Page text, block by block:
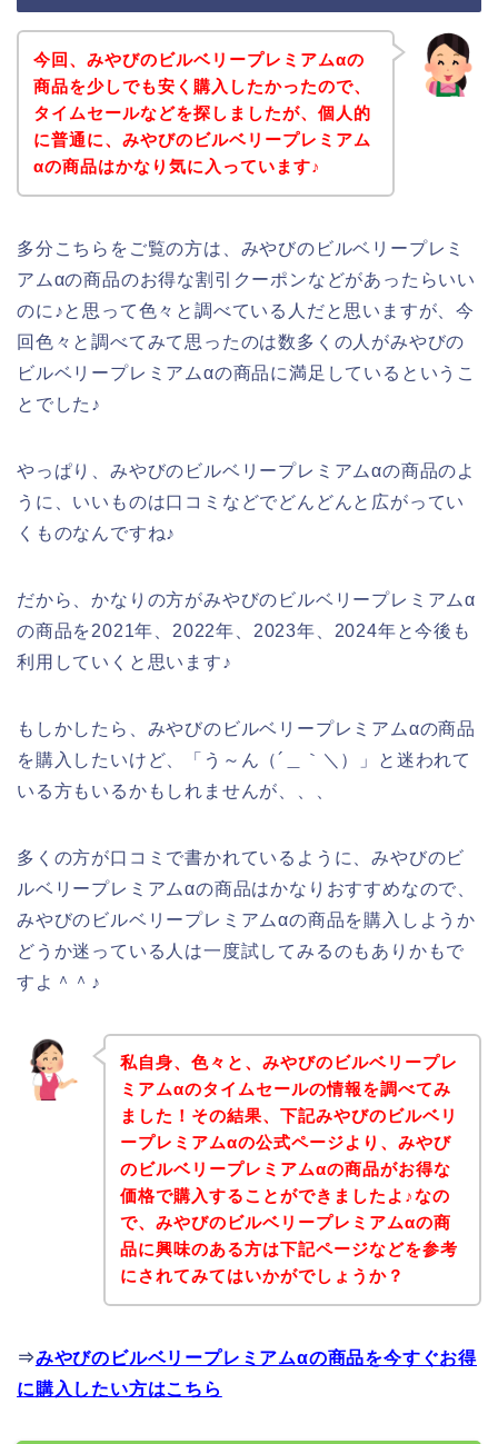
今回、みやびのビルベリープレミアムαの
商品を少しでも安く購入したかったので、
タイムセールなどを探しましたが、個人的
に普通に、みやびのビルベリープレミアム
αの商品はかなり気に入っています♪
多分こちらをご覧の方は、みやびのビルベリープレミ
アムαの商品のお得な割引クーポンなどがあったらいい
のに♪と思って色々と調べている人だと思いますが、今
回色々と調べてみて思ったのは数多くの人がみやびの
ビルベリープレミアムαの商品に満足しているというこ
とでした♪
やっぱり、みやびのビルベリープレミアムαの商品のよ
うに、いいものは口コミなどでどんどんと広がってい
くものなんですね♪
だから、かなりの方がみやびのビルベリープレミアムα
の商品を2021年、2022年、2023年、2024年と今後も
利用していくと思います♪
もしかしたら、みやびのビルベリープレミアムαの商品
を購入したいけど、「う～ん（´＿｀＼）」と迷われて
いる方もいるかもしれませんが、、、
多くの方が口コミで書かれているように、みやびのビ
ルベリープレミアムαの商品はかなりおすすめなので、
みやびのビルベリープレミアムαの商品を購入しようか
どうか迷っている人は一度試してみるのもありかもで
すよ＾＾♪
私自身、色々と、みやびのビルベリープレ
ミアムαのタイムセールの情報を調べてみ
ました！その結果、下記みやびのビルベリ
ープレミアムαの公式ページより、みやび
のビルベリープレミアムαの商品がお得な
価格で購入することができましたよ♪なの
で、みやびのビルベリープレミアムαの商
品に興味のある方は下記ページなどを参考
にされてみてはいかがでしょうか？
⇒みやびのビルベリープレミアムαの商品を今すぐお得
に購入したい方はこちら